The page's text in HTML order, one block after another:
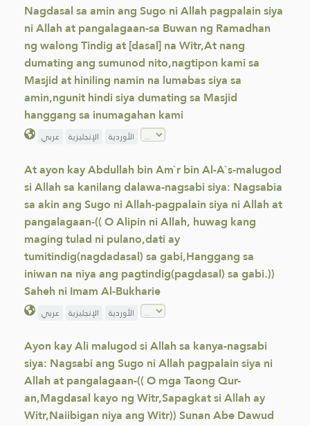
Nagdasal sa amin ang Sugo ni Allah pagpalain siya
ni Allah at pangalagaan-sa Buwan ng Ramadhan
ng walong Tindig at [dasal] na Witr,At nang
dumating ang sumunod nito,nagtipon kami sa
Masjid at hiniling namin na lumabas siya sa
amin,ngunit hindi siya dumating sa Masjid
hanggang sa inumagahan kami
عربي الإنجليزية الأوردية
At ayon kay Abdullah bin Am`r bin Al-A`s-malugod
si Allah sa kanilang dalawa-nagsabi siya: Nagsabia
sa akin ang Sugo ni Allah-pagpalain siya ni Allah at
pangalagaan-(( O Alipin ni Allah, huwag kang
maging tulad ni pulano,dati ay
tumitindig(nagdadasal) sa gabi,Hanggang sa
iniwan na niya ang pagtindig(pagdasal) sa gabi.))
Saheh ni Imam Al-Bukharie
عربي الإنجليزية الأوردية
Ayon kay Ali malugod si Allah sa kanya-nagsabi
siya: Nagsabi ang Sugo ni Allah pagpalain siya ni
Allah at pangalagaan-(( O mga Taong Qur-
an,Magdasal kayo ng Witr,Sapagkat si Allah ay
Witr,Naiibigan niya ang Witr)) Sunan Abe Dawud